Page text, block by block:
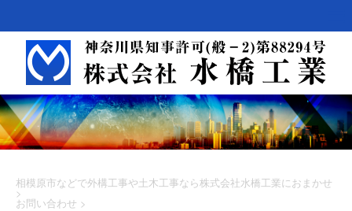
相模原市などで外構工事や土木工事なら株式会社水橋工業におまかせ
>
お問い合わせ >